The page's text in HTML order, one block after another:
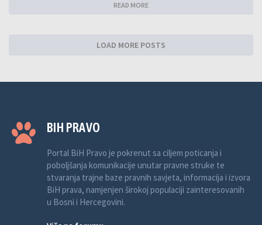
READ MORE
LOAD MORE POSTS
BIH PRAVO
Portal BiH Pravo je pokrenut sa ciljem poticanja i
poboljšanja komunikacije unutar pravne struke te
stvaranja trajne baze pravnih savjeta, informacija i izvora
BiH prava, namjenjen širokoj populaciji zainteresovanih
u Bosni i Hercegovini.